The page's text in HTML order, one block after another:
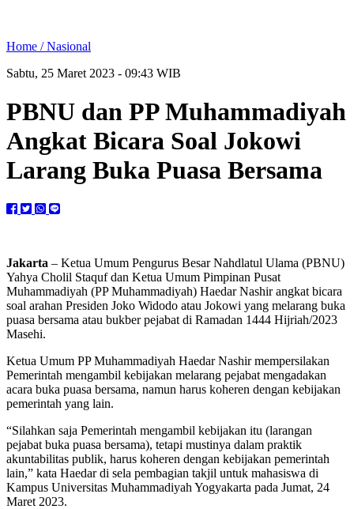
Home /Nasional
Sabtu, 25 Maret 2023 - 09:43 WIB
PBNU dan PP Muhammadiyah
Angkat Bicara Soal Jokowi
Larang Buka Puasa Bersama
Jakarta – Ketua Umum Pengurus Besar Nahdlatul Ulama (PBNU)
Yahya Cholil Staquf dan Ketua Umum Pimpinan Pusat
Muhammadiyah (PP Muhammadiyah) Haedar Nashir angkat bicara
soal arahan Presiden Joko Widodo atau Jokowi yang melarang buka
puasa bersama atau bukber pejabat di Ramadan 1444 Hijriah/2023
Masehi.
Ketua Umum PP Muhammadiyah Haedar Nashir mempersilakan
Pemerintah mengambil kebijakan melarang pejabat mengadakan
acara buka puasa bersama, namun harus koheren dengan kebijakan
pemerintah yang lain.
“Silahkan saja Pemerintah mengambil kebijakan itu (larangan
pejabat buka puasa bersama), tetapi mustinya dalam praktik
akuntabilitas publik, harus koheren dengan kebijakan pemerintah
lain,” kata Haedar di sela pembagian takjil untuk mahasiswa di
Kampus Universitas Muhammadiyah Yogyakarta pada Jumat, 24
Maret 2023.